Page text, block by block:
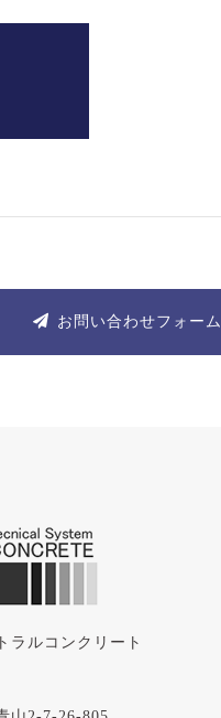
お問い合わせフォーム
ラルコンクリート